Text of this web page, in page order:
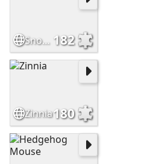
Snoopy Fall 182
Zinnia180